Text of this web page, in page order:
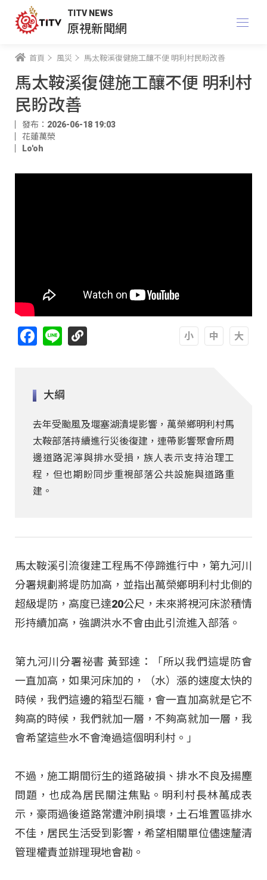
TITV NEWS
原視新聞網
首頁 風災 馬太鞍溪復健施工釀不便 明利村民盼改善
馬太鞍溪復健施工釀不便 明利村
民盼改善
發布：2026-06-18 19:03
花蓮萬榮
Lo'oh
Facebook
Line
大綱
去年受颱風及堰塞湖潰堤影響，萬榮鄉明利村馬
太鞍部落持續進行災後復建，連帶影響聚會所周
邊道路泥濘與排水受損，族人表示支持治理工
程，但也期盼同步重視部落公共設施與道路重
建。
馬太鞍溪引流復建工程馬不停蹄進行中，第九河川
分署規劃將堤防加高，並指出萬榮鄉明利村北側的
超級堤防，高度已達20公尺，未來將視河床淤積情
形持續加高，強調洪水不會由此引流進入部落。
第九河川分署祕書 黃郅達：「所以我們這堤防會
一直加高，如果河床加的，（水）漲的速度太快的
時候，我們這邊的箱型石籠，會一直加高就是它不
夠高的時候，我們就加一層，不夠高就加一層，我
會希望這些水不會淹過這個明利村。」
不過，施工期間衍生的道路破損、排水不良及揚塵
問題，也成為居民關注焦點。明利村長林萬成表
示，豪雨過後道路常遭沖刷損壞，土石堆置區排水
不佳，居民生活受到影響，希望相關單位儘速釐清
管理權責並辦理現地會勘。